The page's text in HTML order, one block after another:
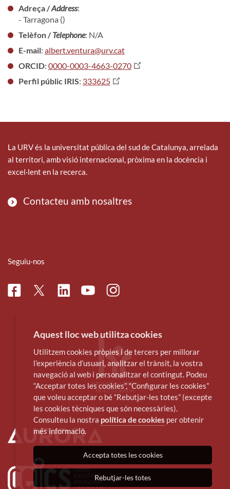
Adreça /Address:
- Tarragona ()
Telèfon /Telephone: N/A
E-mail: albert.ventura@urv.cat
ORCID: 0000-0003-4663-0270
Perfil públic IRIS: 333625
La URV és la universitat pública del sud de Catalunya, arrelada
al territori, amb visió internacional, pròxima en la docència i
excel·lent en la recerca.
Contacteu amb nosaltres
Seguiu-nos
FacebookTwitterLinkedinYoutubeInstagram
Aquest lloc web utilitza cookies
Utilitzem cookies pròpies i de tercers per millorar
l’experiència d’usuari, analitzar el trànsit, la vostra
navegació al web i personalitzar el contingut. Podeu
“Acceptar totes les cookies”, “Configurar les cookies”
que voleu acceptar o bé “Rebutjar-les totes” (excepte
les cookies tècniques que són necessàries).
Consulteu la nostra política de cookies per obtenir
més informació.
Accepta totes les cookies
Rebutjar-les totes